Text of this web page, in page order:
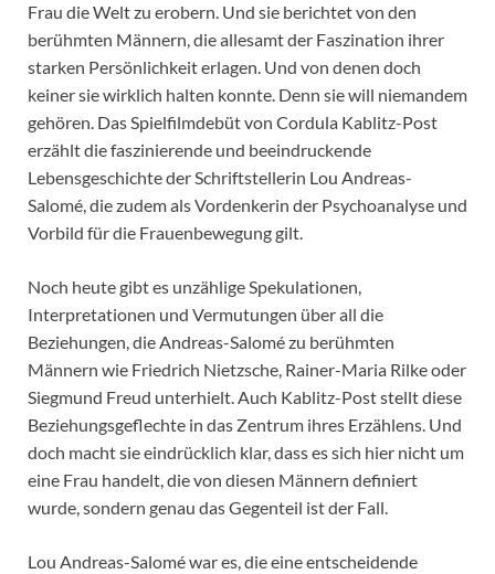
Frau die Welt zu erobern. Und sie berichtet von den
berühmten Männern, die allesamt der Faszination ihrer
starken Persönlichkeit erlagen. Und von denen doch
keiner sie wirklich halten konnte. Denn sie will niemandem
gehören. Das Spielfilmdebüt von Cordula Kablitz-Post
erzählt die faszinierende und beeindruckende
Lebensgeschichte der Schriftstellerin Lou Andreas-
Salomé, die zudem als Vordenkerin der Psychoanalyse und
Vorbild für die Frauenbewegung gilt.
Noch heute gibt es unzählige Spekulationen,
Interpretationen und Vermutungen über all die
Beziehungen, die Andreas-Salomé zu berühmten
Männern wie Friedrich Nietzsche, Rainer-Maria Rilke oder
Siegmund Freud unterhielt. Auch Kablitz-Post stellt diese
Beziehungsgeflechte in das Zentrum ihres Erzählens. Und
doch macht sie eindrücklich klar, dass es sich hier nicht um
eine Frau handelt, die von diesen Männern definiert
wurde, sondern genau das Gegenteil ist der Fall.
Lou Andreas-Salomé war es, die eine entscheidende